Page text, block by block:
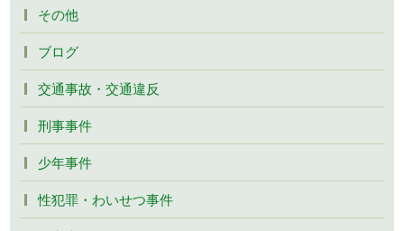
その他
ブログ
交通事故・交通違反
刑事事件
少年事件
性犯罪・わいせつ事件